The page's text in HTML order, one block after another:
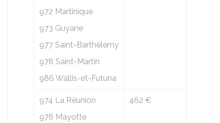
972 Martinique
973 Guyane
977 Saint-Barthélemy
978 Saint-Martin
986 Wallis-et-Futuna
974 La Réunion
976 Mayotte
462 €